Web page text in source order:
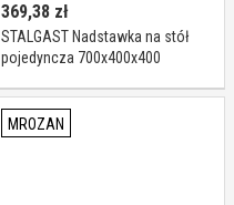
369,38 zł
STALGAST Nadstawka na stół
pojedyncza 700x400x400
MROZAN